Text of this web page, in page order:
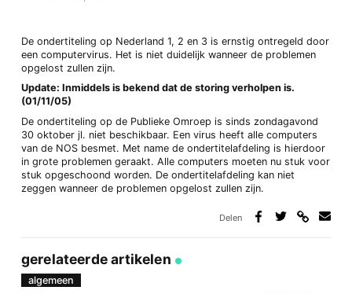
De ondertiteling op Nederland 1, 2 en 3 is ernstig ontregeld door
een computervirus. Het is niet duidelijk wanneer de problemen
opgelost zullen zijn.
Update: Inmiddels is bekend dat de storing verholpen is.
(01/11/05)
De ondertiteling op de Publieke Omroep is sinds zondagavond
30 oktober jl. niet beschikbaar. Een virus heeft alle computers
van de NOS besmet. Met name de ondertitelafdeling is hierdoor
in grote problemen geraakt. Alle computers moeten nu stuk voor
stuk opgeschoond worden. De ondertitelafdeling kan niet
zeggen wanneer de problemen opgelost zullen zijn.
Delen
gerelateerde artikelen
algemeen